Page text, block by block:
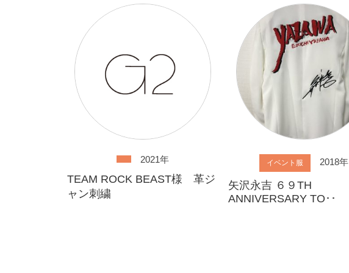
2021年
TEAM ROCK BEAST様 革ジ
ャン刺繍
イベント服 2018年
矢沢永吉 ６９TH
ANNIVERSARY TO･･